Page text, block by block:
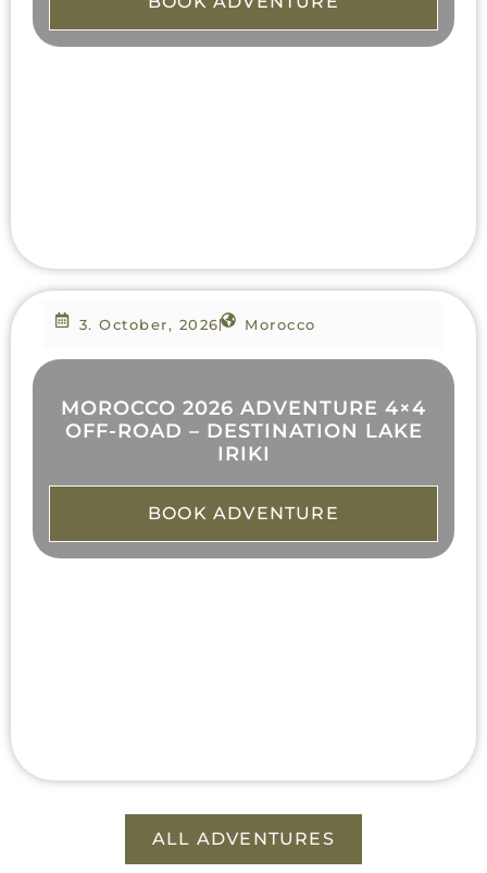
3. October, 2026 Morocco
MOROCCO 2026 ADVENTURE 4×4
OFF-ROAD – DESTINATION LAKE
IRIKI
BOOK ADVENTURE
ALL ADVENTURES